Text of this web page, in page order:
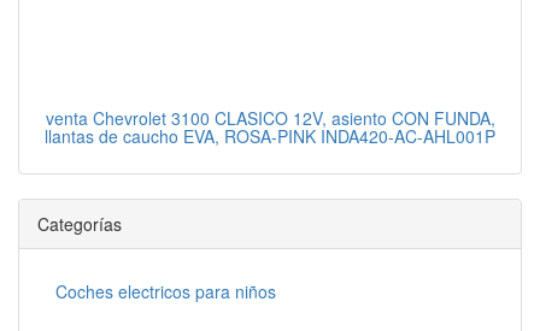
venta Chevrolet 3100 CLASICO 12V, asiento CON FUNDA,
llantas de caucho EVA, ROSA-PINK INDA420-AC-AHL001P
Categorías
Coches electricos para niños